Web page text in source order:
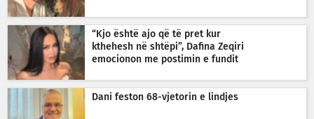
“Kjo është ajo që të pret kur
kthehesh në shtëpi”, Dafina Zeqiri
emocionon me postimin e fundit
Dani feston 68-vjetorin e lindjes